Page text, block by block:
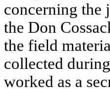
concerning the
the Don
the field
collected
worked as a